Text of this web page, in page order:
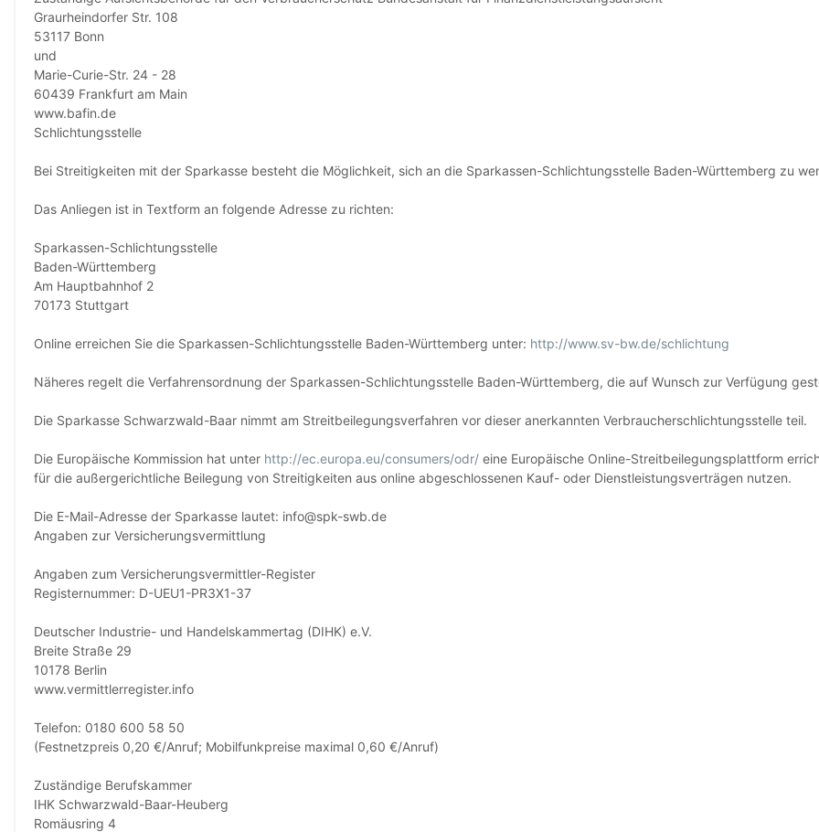
Graurheindorfer Str. 108
53117 Bonn
und
Marie-Curie-Str. 24 - 28
60439 Frankfurt am Main
www.bafin.de
Schlichtungsstelle
Bei Streitigkeiten mit der Sparkasse besteht die Möglichkeit, sich an die Sparkassen-Schlichtungsstelle Baden-Württemberg zu
Das Anliegen ist in Textform an folgende Adresse zu richten:
Sparkassen-Schlichtungsstelle
Baden-Württemberg
Am Hauptbahnhof 2
70173 Stuttgart
Online erreichen Sie die Sparkassen-Schlichtungsstelle Baden-Württemberg unter: http://www.sv-bw.de/schlichtung
Näheres regelt die Verfahrensordnung der Sparkassen-Schlichtungsstelle Baden-Württemberg, die auf Wunsch zur Verfügung
Die Sparkasse Schwarzwald-Baar nimmt am Streitbeilegungsverfahren vor dieser anerkannten Verbraucherschlichtungsstelle teil.
Die Europäische Kommission hat unter http://ec.europa.eu/consumers/odr/ eine Europäische Online-Streitbeilegungsplattform
für die außergerichtliche Beilegung von Streitigkeiten aus online abgeschlossenen Kauf- oder Dienstleistungsverträgen nutzen.
Die E-Mail-Adresse der Sparkasse lautet: info@spk-swb.de
Angaben zur Versicherungsvermittlung
Angaben zum Versicherungsvermittler-Register
Registernummer: D-UEU1-PR3X1-37
Deutscher Industrie- und Handelskammertag (DIHK) e.V.
Breite Straße 29
10178 Berlin
www.vermittlerregister.info
Telefon: 0180 600 58 50
(Festnetzpreis 0,20 €/Anruf; Mobilfunkpreise maximal 0,60 €/Anruf)
Zuständige Berufskammer
IHK Schwarzwald-Baar-Heuberg
Romäusring 4